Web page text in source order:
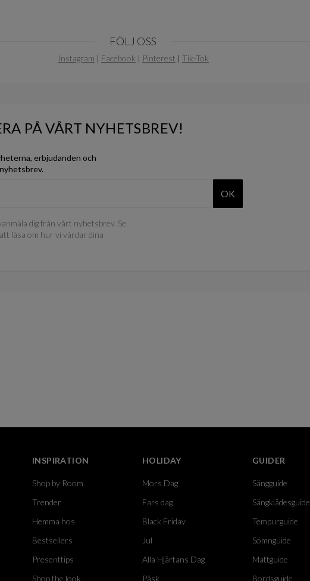
FÖLJ OSS
Instagram | Facebook | Pinterest | Tik-Tok
PÅ VÅRT NYHETSBREV!
erbjudanden och
OK
dig från vårt nyhetsbrev. Se
läsa om hur vi vårdar dina
INSPIRATION
Shop by Room
Trender
Hemma hos
Bestsellers
Presenttips
Shop the look
HOLIDAY
Mors Dag
Fars dag
Black Friday
Jul
Alla Hjärtans Dag
Påsk
GUIDER
Sängguide
Sängklädesguide
Tempurguide
Sömnguide
Mattguide
Bordsguide